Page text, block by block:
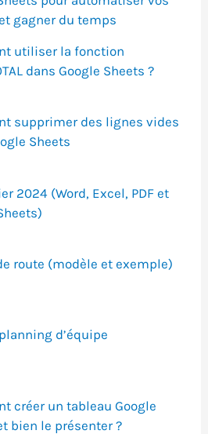
gagner du temps
utiliser la fonction
dans Google Sheets ?
supprimer des lignes vides
Sheets
2024 (Word, Excel, PDF et
route (modèle et exemple)
d’équipe
créer un tableau Google
bien le présenter ?